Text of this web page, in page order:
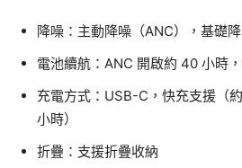
降噪：主動降噪（ANC），基礎
電池續航：ANC 開啟約 40 小時
充電方式：USB-C，快充支援（
小時）
折疊：支援折疊收納